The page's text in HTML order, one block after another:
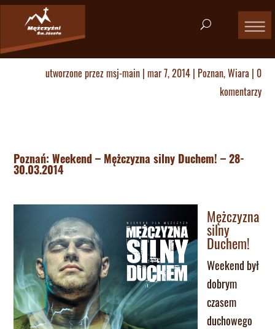
utworzone przezmsj-main| mar 7, 2014| Poznan,Wiara| 0
komentarzy
Poznań: Weekend – Mężczyzna silny Duchem! – 28-
30.03.2014
Mężczyzna
silny
Duchem!
Weekend był
dobrym
czasem
duchowego